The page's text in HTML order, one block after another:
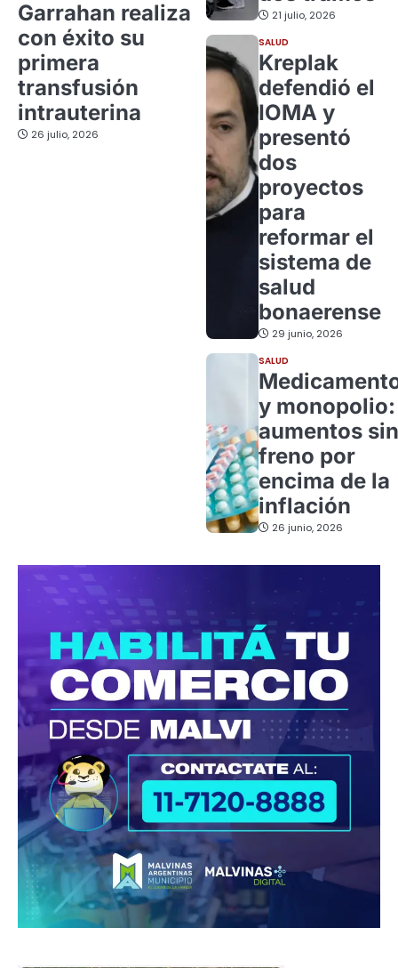
Garrahan realiza
con éxito su
primera
transfusión
intrauterina
26 julio, 2026
21 julio, 2026
SALUD
Kreplak
defendió el
IOMA y
presentó
dos
proyectos
para
reformar el
sistema de
salud
bonaerense
29 junio, 2026
SALUD
y monopolio:
aumentos sin
freno por
encima de la
inflación
26 junio, 2026